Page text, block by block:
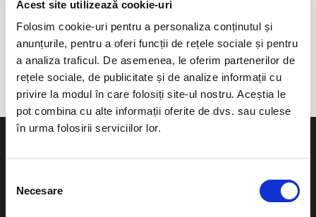
Acest site utilizează cookie-uri
Folosim cookie-uri pentru a personaliza conținutul și
anunțurile, pentru a oferi funcții de rețele sociale și pentru
a analiza traficul. De asemenea, le oferim partenerilor de
rețele sociale, de publicitate și de analize informații cu
privire la modul în care folosiți site-ul nostru. Aceștia le
pot combina cu alte informații oferite de dvs. sau culese
în urma folosirii serviciilor lor.
consimțământului
Necesare
anunta-ma pe email cand apare urmatorul eveniment la
Hamburg
Evenimente